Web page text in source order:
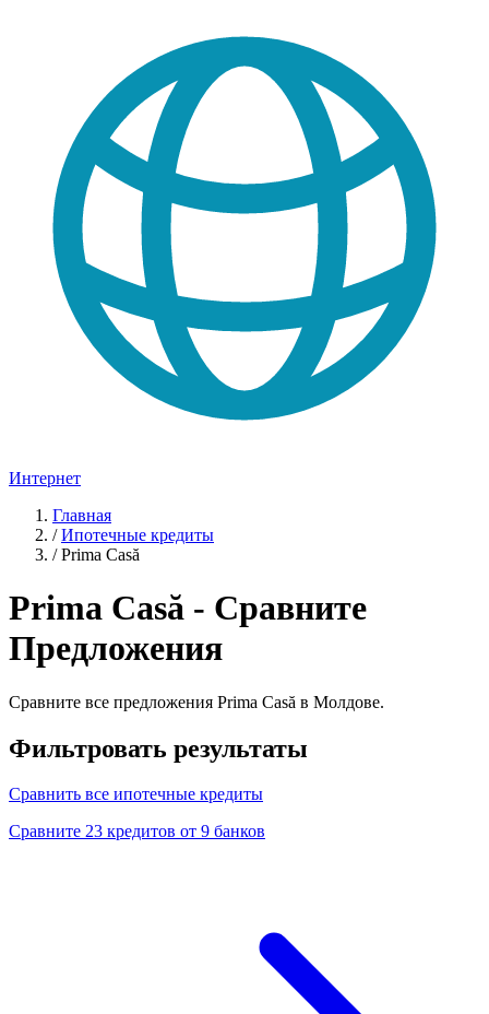
Интернет
Главная
/ Ипотечные кредиты
/ Prima Casă
Prima Casă - Сравните
Предложения
Сравните все предложения Prima Casă в Молдове.
Фильтровать результаты
Сравнить все ипотечные кредиты
Сравните 23 кредитов от 9 банков